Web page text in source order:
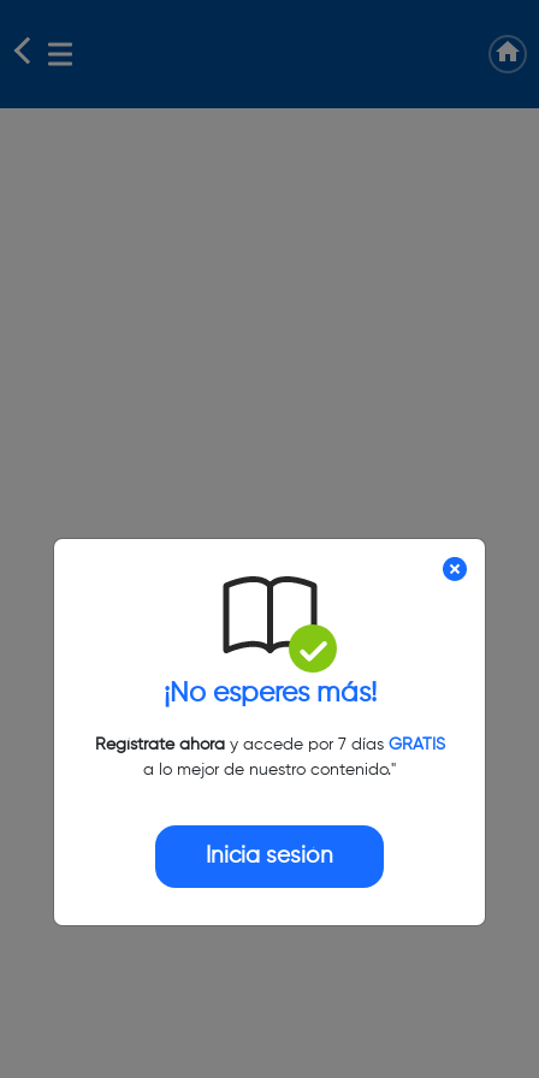
¡No esperes más!
Regístrate ahoray accede por 7 días GRATIS
a lo mejor de nuestro contenido."
Inicia sesión